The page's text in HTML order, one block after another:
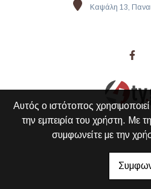
Καψάλη 13,
Αυτός ο ιστότοπος
την εμπειρία του χρήστη. Με
συμφωνείτε με την